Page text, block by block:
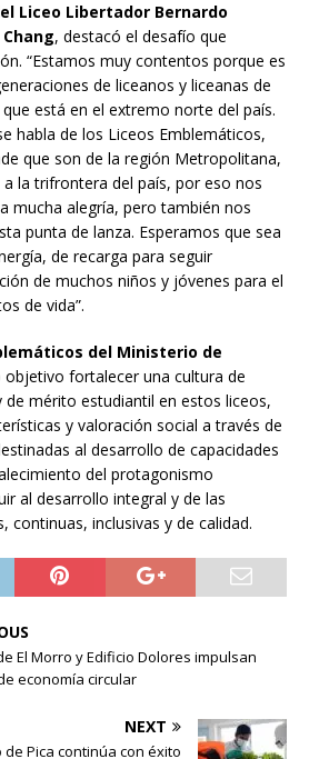
Liceo Libertador Bernardo
, destacó el desafío que
“Estamos muy contentos porque es
de liceanos y liceanas de
está en el extremo norte del país.
habla de los Liceos Emblemáticos,
que son de la región Metropolitana,
la trifrontera del país, por eso nos
mucha alegría, pero también nos
punta de lanza. Esperamos que sea
de recarga para seguir
de muchos niños y jóvenes para el
de vida”.
del Ministerio de
fortalecer una cultura de
de mérito estudiantil en estos liceos,
y valoración social a través de
al desarrollo de capacidades
del protagonismo
al desarrollo integral y de las
continuas, inclusivas y de calidad.
El Morro y Edificio Dolores impulsan
economía circular
NEXT
de Pica continúa con éxito